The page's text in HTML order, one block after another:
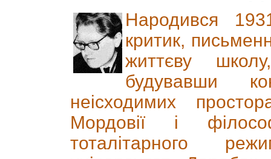
Народився
критик,
життєву
будувавши
неісходимих
Мордовії і
тоталітарного